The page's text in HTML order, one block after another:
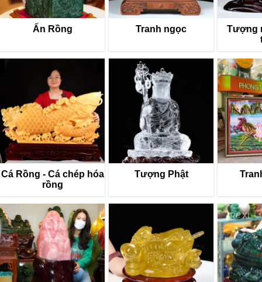
Ấn Rồng Tranh ngọc
Tượng
Cá Rồng - Cá chép hóa
rồng
Tượng Phật